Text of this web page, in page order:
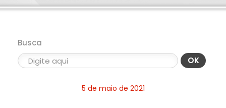
Busca
OK
5 de maio de 2021